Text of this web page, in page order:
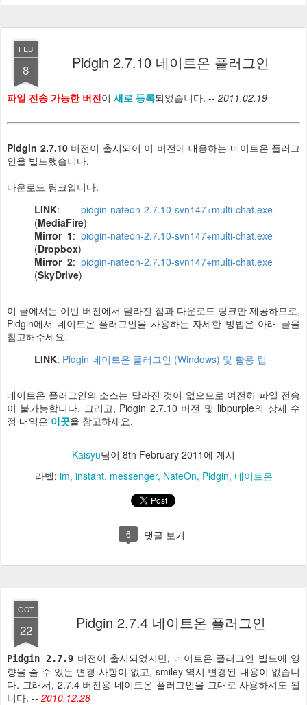
FEB
8 Pidgin 2.7.10 네이트온 플러그인
파일 전송 가능한 버전이 새로 등록되었습니다. -- 2011.02.19
Pidgin 2.7.10버전이 출시되어 이 버전에 대응하는 네이트온 플러그
인을 빌드했습니다.
다운로드 링크입니다.
LINK: pidgin-nateon-2.7.10-svn147+multi-chat.exe
(MediaFire)
Mirror 1: pidgin-nateon-2.7.10-svn147+multi-chat.exe
(Dropbox)
Mirror 2: pidgin-nateon-2.7.10-svn147+multi-chat.exe
(SkyDrive)
이 글에서는 이번 버전에서 달라진 점과 다운로드 링크만 제공하므로,
Pidgin에서 네이트온 플러그인을 사용하는 자세한 방법은 아래 글을
참고해주세요.
LINK: Pidgin 네이트온 플러그인 (Windows) 및 활용 팁
네이트온 플러그인의 소스는 달라진 것이 없으므로 여전히 파일 전송
이 불가능합니다. 그리고, Pidgin 2.7.10 버전 및 libpurple의 상세 수
정 내역은 이곳을 참고하세요.
Kaisyu님이 8th February 2011에 게시
라벨: im instant messenger NateOn Pidgin 네이트온
6 댓글 보기
OCT
22 Pidgin 2.7.4 네이트온 플러그인
Pidgin 2.7.9 버전이 출시되었지만, 네이트온 플러그인 빌드에 영
향을 줄 수 있는 변경 사항이 없고, smiley 역시 변경된 내용이 없습니
다. 그래서, 2.7.4 버전용 네이트온 플러그인을 그대로 사용하셔도 됩
니다. -- 2010.12.28